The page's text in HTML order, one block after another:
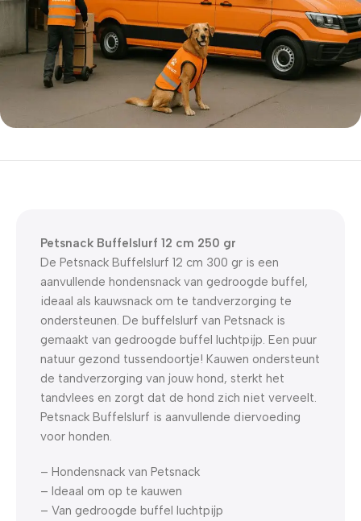
5% korting met code
Petsnack Buffelslurf 12 cm 250 gr
De Petsnack Buffelslurf 12 cm 300 gr is een
aanvullende hondensnack van gedroogde buffel,
ideaal als kauwsnack om te tandverzorging te
ondersteunen. De buffelslurf van Petsnack is
gemaakt van gedroogde buffel luchtpijp. Een puur
natuur gezond tussendoortje! Kauwen ondersteunt
de tandverzorging van jouw hond, sterkt het
tandvlees en zorgt dat de hond zich niet verveelt.
Petsnack Buffelslurf is aanvullende diervoeding
voor honden.
– Hondensnack van Petsnack
– Ideaal om op te kauwen
– Van gedroogde buffel luchtpijp